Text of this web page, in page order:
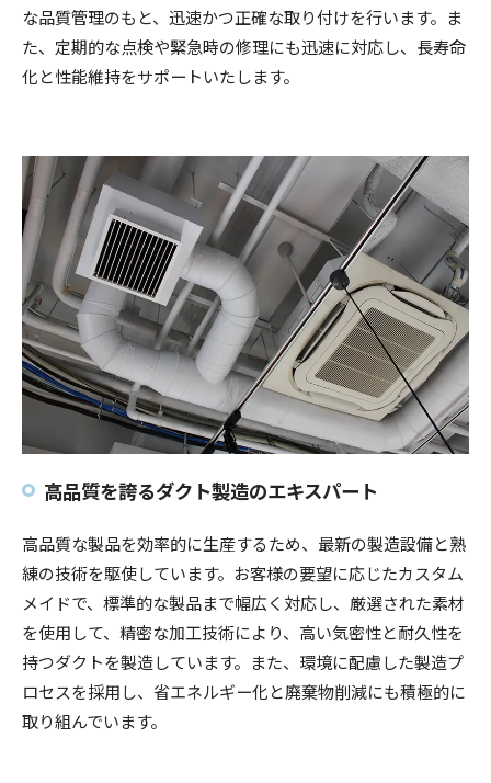
な品質管理のもと、迅速かつ正確な取り付けを行います。ま
た、定期的な点検や緊急時の修理にも迅速に対応し、長寿命
化と性能維持をサポートいたします。
高品質を誇るダクト製造のエキスパート
高品質な製品を効率的に生産するため、最新の製造設備と熟
練の技術を駆使しています。お客様の要望に応じたカスタム
メイドで、標準的な製品まで幅広く対応し、厳選された素材
を使用して、精密な加工技術により、高い気密性と耐久性を
持つダクトを製造しています。また、環境に配慮した製造プ
ロセスを採用し、省エネルギー化と廃棄物削減にも積極的に
取り組んでいます。